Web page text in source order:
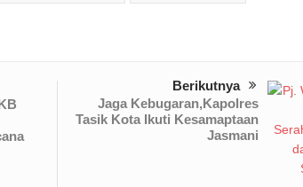
Berikutnya
Jaga Kebugaran,Kapolres
Tasik Kota Ikuti Kesamaptaan
Jasmani